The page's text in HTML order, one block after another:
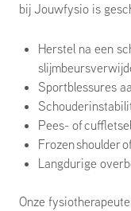
bij Jouwfysio is
Herstel na een
Sportblessures
Pees- of cuffletsel
Frozen shoulder
Langdurige
Onze